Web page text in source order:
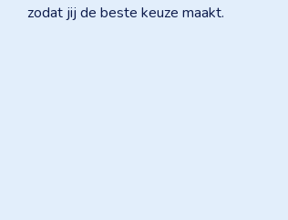
zodat jij de beste keuze maakt.